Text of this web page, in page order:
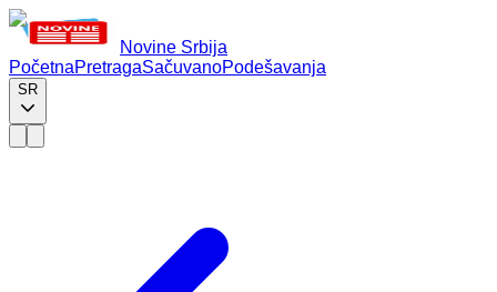
Novine Srbija
PočetnaPretragaSačuvanoPodešavanja
SR